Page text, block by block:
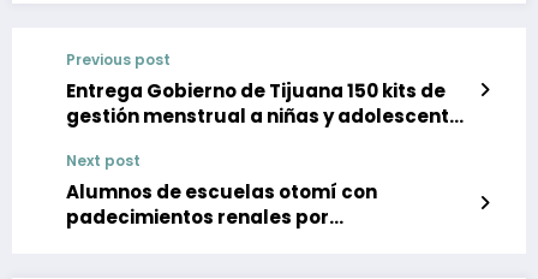
Previous post
Entrega Gobierno de Tijuana 150 kits de
gestión menstrual a niñas y adolescentes
Next post
Alumnos de escuelas otomí con
padecimientos renales por